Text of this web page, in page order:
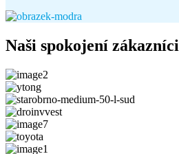
Naši spokojení zákazníci